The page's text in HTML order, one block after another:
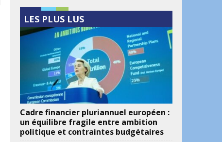
LES PLUS LUS
Cadre financier pluriannuel européen :
un équilibre fragile entre ambition
politique et contraintes budgétaires